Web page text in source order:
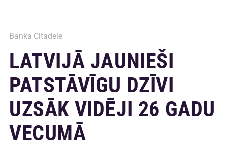
Banka Citadele
LATVIJĀ JAUNIEŠI
PATSTĀVĪGU DZĪVI
UZSĀK VIDĒJI 26 GADU
VECUMĀ